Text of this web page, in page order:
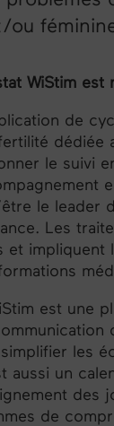
ou
WiStim est
de
dédiée
le suivi
le leader
Les
et impliquent
est une
les
aussi un
des
de